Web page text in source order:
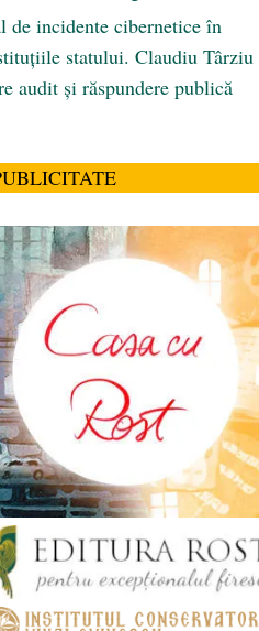
de incidente cibernetice în
statului. Claudiu Târziu
audit și răspundere publică